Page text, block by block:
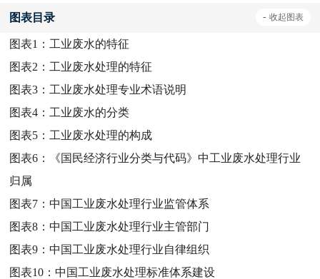
图表目录 - 收起图表
图表1： 工业废水的特征
图表2： 工业废水处理的特征
图表3： 工业废水处理专业术语说明
图表4： 工业废水的分类
图表5： 工业废水处理的构成
图表6：
《国民经济行业分类与代码》中工业废水处理行业
归属
图表7：中国工业废水处理行业监管体系
图表8：中国工业废水处理行业主管部门
图表9：中国工业废水处理行业自律组织
图表10：中国工业废水处理标准体系建设